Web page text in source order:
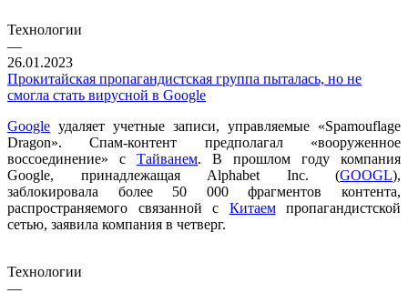
Технологии
—
26.01.2023
Прокитайская пропагандистская группа пыталась, но не
смогла стать вирусной в Google
Google удаляет учетные записи, управляемые «Spamouflage
Dragon». Спам-контент предполагал «вооруженное
воссоединение» с Тайванем. В прошлом году компания
Google, принадлежащая Alphabet Inc. (GOOGL),
заблокировала более 50 000 фрагментов контента,
распространяемого связанной с Китаемпропагандистской
сетью, заявила компания в четверг.
Технологии
—